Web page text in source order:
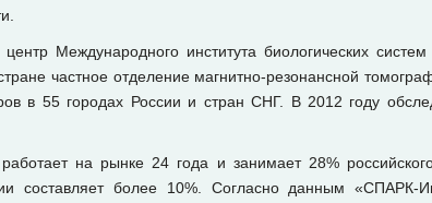
центр Международного института биологических
частное отделение магнитно-резонансной
в 55 городах России и стран СНГ. В 2012 году
на рынке 24 года и занимает 28%
составляет более 10%. Согласно данным «СПАРК-